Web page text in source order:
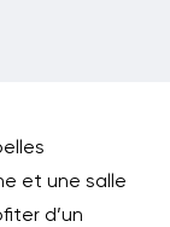
et une salle
d’un